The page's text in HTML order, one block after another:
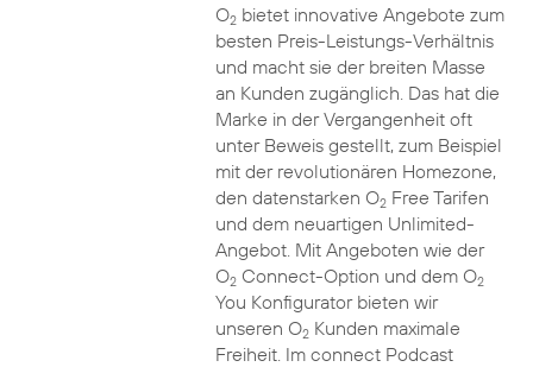
O2bietet innovative Angebote zum
besten Preis-Leistungs-Verhältnis
und macht sie der breiten Masse
an Kunden zugänglich. Das hat die
Marke in der Vergangenheit oft
unter Beweis gestellt, zum Beispiel
mit der revolutionären Homezone,
den datenstarken O2Free Tarifen
und dem neuartigen Unlimited-
Angebot. Mit Angeboten wie der
O2Connect-Option und dem O2
You Konfigurator bieten wir
unseren O2Kunden maximale
Freiheit. Im connect Podcast